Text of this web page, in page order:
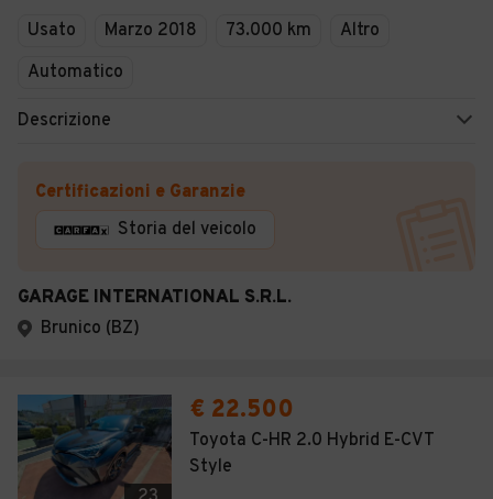
Usato Marzo 2018 73.000 km
Altro
Automatico
Descrizione
Certificazioni e Garanzie
Storia del veicolo
GARAGE INTERNATIONAL S.R.L.
Brunico (BZ)
€ 22.500
Toyota C-HR 2.0 Hybrid E-CVT
Style